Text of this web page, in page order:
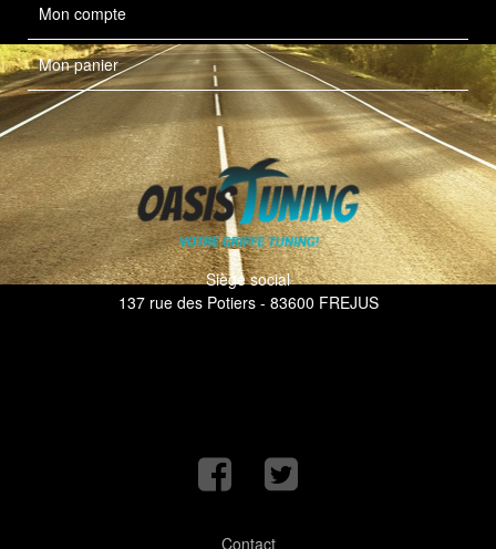
Mon compte
Mon panier
Siège social
137 rue des Potiers - 83600 FREJUS
Contact